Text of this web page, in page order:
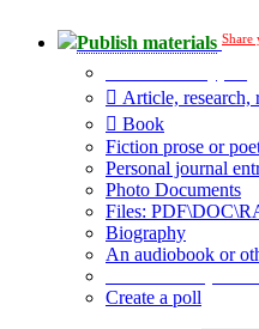
Publish materials Share
Article, research,
Book
Fiction prose or
Personal journal
Photo Documents
Files:
Biography
An audiobook or
Create a poll